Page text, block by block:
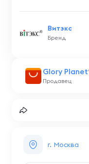
Glory Planet
Продавец
Витэкс
Бренд
г. Москва